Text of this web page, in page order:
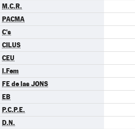
M.C.R.
PACMA
C's
CILUS
CEU
I.Fem
FE de las JONS
EB
P.C.P.E.
D.N.